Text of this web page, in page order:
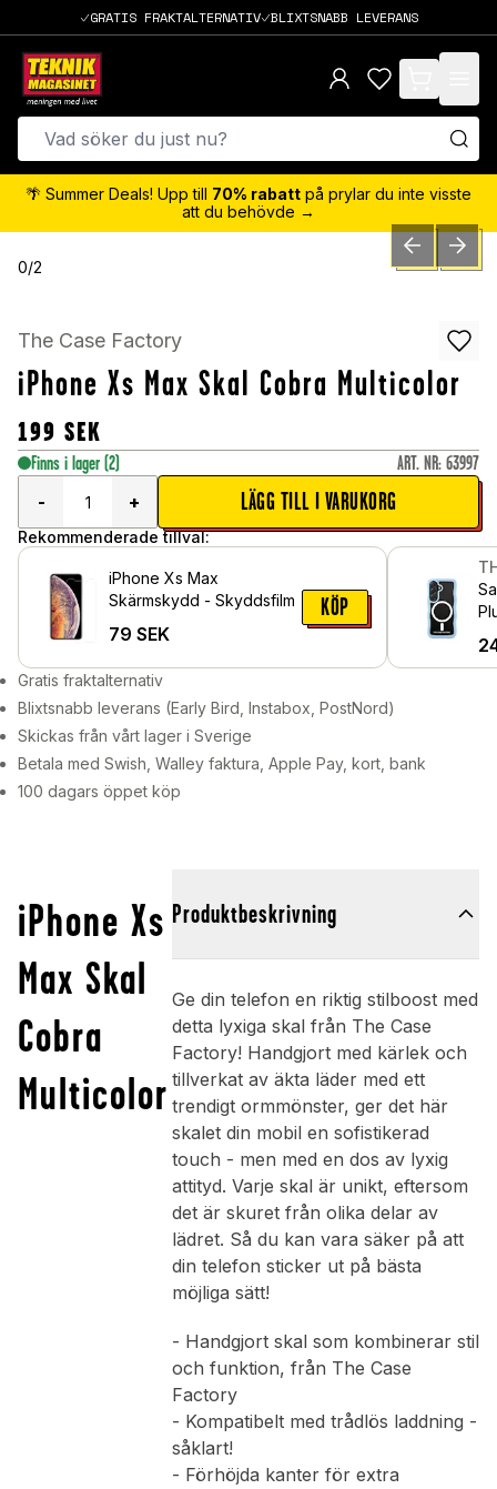
GRATIS FRAKTALTERNATIV BLIXTSNABB LEVERANS
items in cart,
🌴 Summer Deals! Upp till 70% rabatt på prylar du inte visste
att du behövde →
0/2 PREVIOUSNEXT
The Case Factory
iPhone Xs Max Skal Cobra Multicolor
199 SEK
Finns i lager (2) ART. NR: 63997
-
+ LÄGG TILL I VARUKORG
Rekommenderade tillval:
iPhone Xs Max
Skärmskydd - Skyddsfilm
79 SEK
KÖP
Gratis fraktalternativ
Blixtsnabb leverans (Early Bird, Instabox, PostNord)
Skickas från vårt lager i Sverige
Betala med Swish, Walley faktura, Apple Pay, kort, bank
100 dagars öppet köp
iPhone Xs
Max Skal
Cobra
Multicolor
Produktbeskrivning
Ge din telefon en riktig stilboost med
detta lyxiga skal från The Case
Factory! Handgjort med kärlek och
tillverkat av äkta läder med ett
trendigt ormmönster, ger det här
skalet din mobil en sofistikerad
touch - men med en dos av lyxig
attityd. Varje skal är unikt, eftersom
det är skuret från olika delar av
lädret. Så du kan vara säker på att
din telefon sticker ut på bästa
möjliga sätt!
- Handgjort skal som kombinerar stil
och funktion, från The Case
Factory
- Kompatibelt med trådlös laddning -
såklart!
- Förhöjda kanter för extra